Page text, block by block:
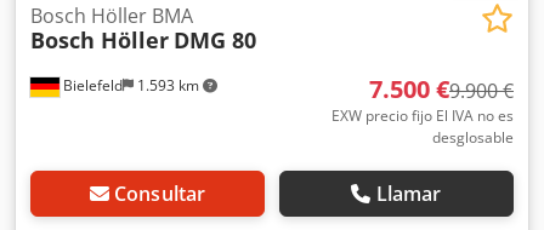
Bielefeld 1.593 km
Bosch Höller BMA
Bosch Höller DMG 80
7.500 €9.900 €
EXW precio fijo El IVA no es
desglosable
Consultar Llamar